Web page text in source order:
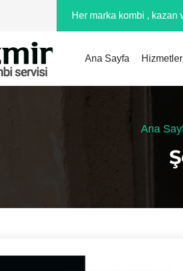
Her marka kombi , kazan
Ana Sayfa Hizmetler
Ana